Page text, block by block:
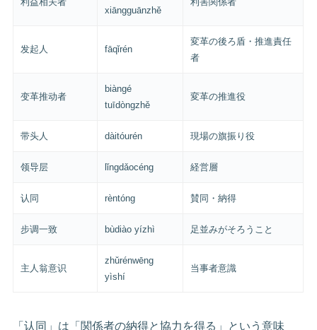
xiāngguānzhě
发起人 fāqǐrén
変革の後ろ盾・推進責任
者
变革推动者
biàngé
tuīdòngzhě
変革の推進役
带头人 dàitóurén 現場の旗振り役
领导层 lǐngdǎocéng 経営層
认同 rèntóng 賛同・納得
步调一致 bùdiào yízhì 足並みがそろうこと
主人翁意识
zhǔrénwēng
yìshí
当事者意識
「认同」は「関係者の納得と協力を得る」という意味